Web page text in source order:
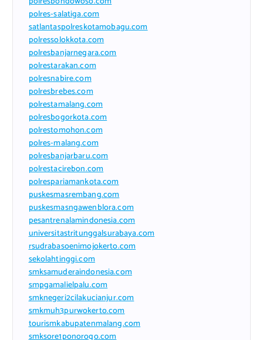
polres-salatiga.com
satlantaspolreskotamobagu.com
polressolokkota.com
polresbanjarnegara.com
polrestarakan.com
polresnabire.com
polresbrebes.com
polrestamalang.com
polresbogorkota.com
polrestomohon.com
polres-malang.com
polresbanjarbaru.com
polrestacirebon.com
polrespariamankota.com
puskesmasrembang.com
puskesmasngawenblora.com
pesantrenalamindonesia.com
universitastritunggalsurabaya.com
rsudrabasoenimojokerto.com
sekolahtinggi.com
smksamuderaindonesia.com
smpgamalielpalu.com
smknegeri2cilakucianjur.com
smkmuh3purwokerto.com
tourismkabupatenmalang.com
smksore1ponorogo.com